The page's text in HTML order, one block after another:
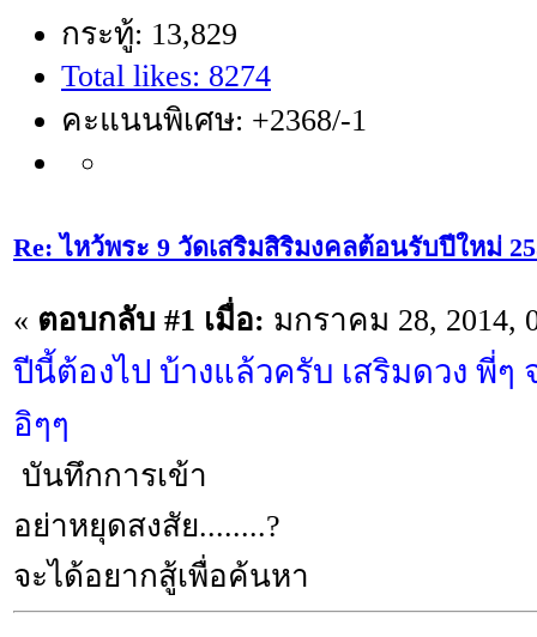
กระทู้: 13,829
Total likes: 8274
คะแนนพิเศษ: +2368/-1
Re: ไหว้พระ 9 วัดเสริมสิริมงคลต้อนรับปีใหม่
« ตอบกลับ #1 เมื่อ: มกราคม 28, 2014,
ปีนี้ต้องไป บ้างแล้วครับ เสริมดวง พี่ๆ
อิๆๆ
บันทึกการเข้า
อย่าหยุดสงสัย........?
จะได้อยากสู้เพื่อค้นหา